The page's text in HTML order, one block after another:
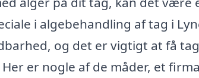
i algebehandling af tag i
og det er vigtigt at få
er nogle af de måder, et